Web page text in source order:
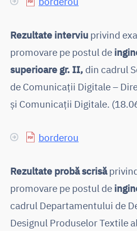
Rezultate interviu privind
promovare pe postul de
superioare gr. II, din cadrul
de Comunicații Digitale –
și Comunicații Digitale.
borderou
Rezultate probă scrisă
promovare pe postul de
cadrul Departamentului de
Designul Produselor Textile